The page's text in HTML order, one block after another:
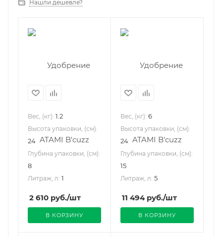
Нашли дешевле?
Вес, (кг): 1.2
Высота упаковки, (см):
24
Глубина упаковки, (см):
8
Литраж, л: 1
2 610 руб./шт
В КОРЗИНУ
Вес, (кг): 6
Высота упаковки, (см):
24
Глубина упаковки, (см):
15
Литраж, л: 5
11 494руб./шт
В КОРЗИНУ